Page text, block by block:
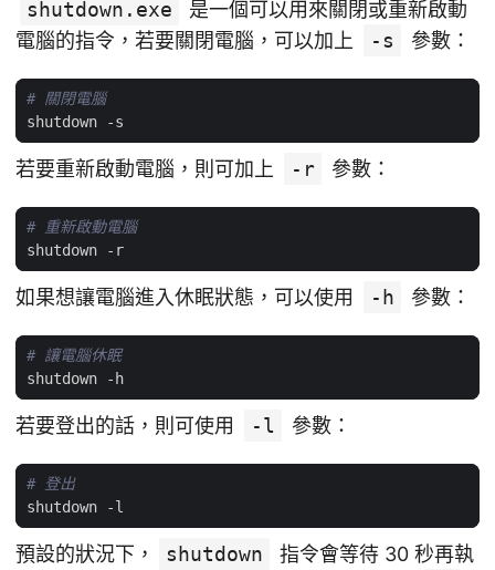
shutdown.exe
是一個可以用來關閉或重新啟動
電腦的指令，若要關閉電腦，可以加上
-s 參數：
# 關閉電腦
shutdown
-s
若要重新啟動電腦，則可加上 -r 參數：
# 重新啟動電腦
shutdown
-r
如果想讓電腦進入休眠狀態，可以使用 -h 參數：
# 讓電腦休眠
shutdown
-h
若要登出的話，則可使用 -l 參數：
# 登出
shutdown
-l
預設的狀況下， shutdown 指令會等待 30 秒再執